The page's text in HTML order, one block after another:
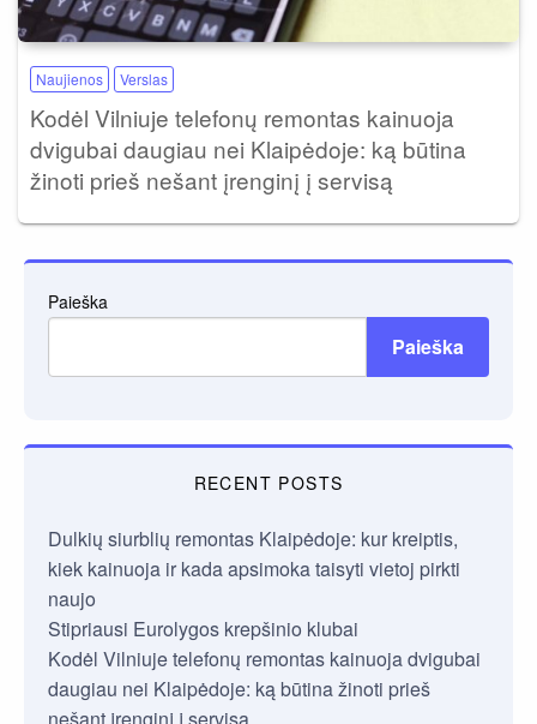
Naujienos Verslas
Kodėl Vilniuje telefonų remontas kainuoja
dvigubai daugiau nei Klaipėdoje: ką būtina
žinoti prieš nešant įrenginį į servisą
Paieška
Paieška
RECENT POSTS
Dulkių siurblių remontas Klaipėdoje: kur kreiptis,
kiek kainuoja ir kada apsimoka taisyti vietoj pirkti
naujo
Stipriausi Eurolygos krepšinio klubai
Kodėl Vilniuje telefonų remontas kainuoja dvigubai
daugiau nei Klaipėdoje: ką būtina žinoti prieš
nešant įrenginį į servisą